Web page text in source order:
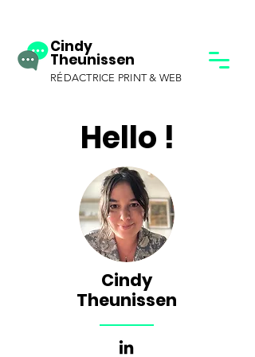
Cindy
Theunissen
RÉDACTRICE PRINT & WEB
Hello !
Cindy
Theunissen